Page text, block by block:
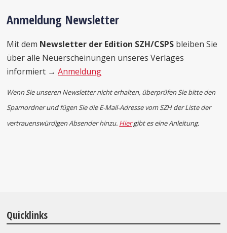
Anmeldung Newsletter
Mit dem Newsletter der Edition SZH/CSPS bleiben Sie
über alle Neuerscheinungen unseres Verlages
informiert →Anmeldung
Wenn Sie unseren Newsletter nicht erhalten, überprüfen Sie bitte den
Spamordner und fügen Sie die E-Mail-Adresse vom SZH der Liste der
vertrauenswürdigen Absender hinzu. Hiergibt es eine Anleitung.
Quicklinks